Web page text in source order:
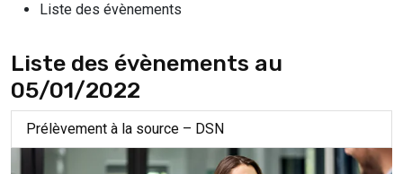
Liste des évènements
Liste des évènements au
05/01/2022
Prélèvement à la source – DSN